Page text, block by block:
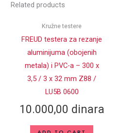
Proizvođač
MATERIJAL
DEBLJINA TELA
TESTERE (mm)
BROJ ZUBA Z
CENTRALNI
OTVOR d (mm)
70
Related products
Kružne testere
FREUD testera za rezanje
aluminijuma (obojenih
metala) i PVC-a – 300 x
3,5 / 3 x 32 mm Z88 /
LU5B 0600
10.000,00 dinara